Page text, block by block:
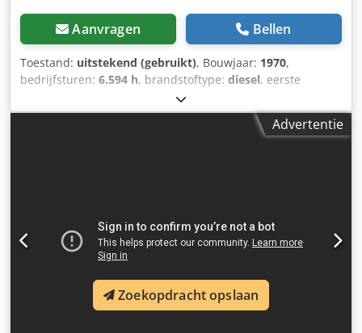
Aanvragen Bellen
Toestand: uitstekend (gebruikt), Bouwjaar: 1970,
bedrijfsturen: 6.594 h, brandstoftype: diesel, eerste
rood
Dedpfx Aqjymtgijwekr MET PAPIEREN = Verdere informatie
= Toegestane totaalgewicht: 654.926 kg Technische staat:
Advertentie
Zoekopdracht opslaan